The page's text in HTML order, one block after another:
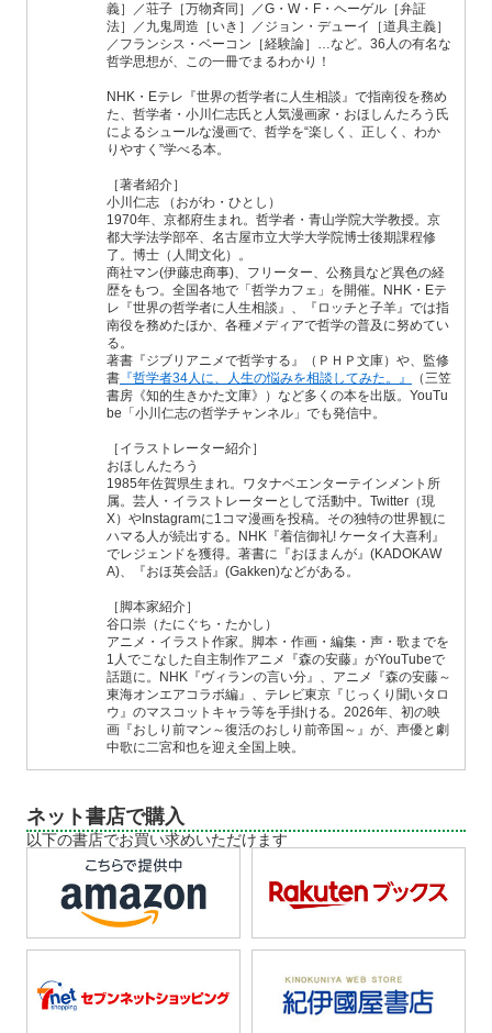
義］／荘子［万物斉同］／G・W・F・ヘーゲル［弁証
法］／九鬼周造［いき］／ジョン・デューイ［道具主義］
／フランシス・ベーコン［経験論］…など。36人の有名な
哲学思想が、この一冊でまるわかり！
NHK・Eテレ『世界の哲学者に人生相談』で指南役を務め
た、哲学者・小川仁志氏と人気漫画家・おほしんたろう氏
によるシュールな漫画で、哲学を“楽しく、正しく、わか
りやすく”学べる本。
［著者紹介］
小川仁志 （おがわ・ひとし）
1970年、京都府生まれ。哲学者・青山学院大学教授。京
都大学法学部卒、名古屋市立大学大学院博士後期課程修
了。博士（人間文化）。
商社マン(伊藤忠商事)、フリーター、公務員など異色の経
歴をもつ。全国各地で「哲学カフェ」を開催。NHK・Eテ
レ『世界の哲学者に人生相談』、『ロッチと子羊』では指
南役を務めたほか、各種メディアで哲学の普及に努めてい
る。
著書『ジブリアニメで哲学する』（ＰＨＰ文庫）や、監修
書 『哲学者34人に、人生の悩みを相談してみた。』
（三笠
書房《知的生きかた文庫》）など多くの本を出版。YouTu
be「小川仁志の哲学チャンネル」でも発信中。
［イラストレーター紹介］
おほしんたろう
1985年佐賀県生まれ。ワタナベエンターテインメント所
属。芸人・イラストレーターとして活動中。Twitter（現
X）やInstagramに1コマ漫画を投稿。その独特の世界観に
ハマる人が続出する。NHK『着信御礼! ケータイ大喜利』
でレジェンドを獲得。著書に『おほまんが』(KADOKAW
A)、『おほ英会話』(Gakken)などがある。
［脚本家紹介］
谷口崇（たにぐち・たかし）
アニメ・イラスト作家。脚本・作画・編集・声・歌までを
1人でこなした自主制作アニメ『森の安藤』がYouTubeで
話題に。NHK『ヴィランの言い分』、アニメ『森の安藤～
東海オンエアコラボ編』、テレビ東京『じっくり聞いタロ
ウ』のマスコットキャラ等を手掛ける。2026年、初の映
画『おしり前マン～復活のおしり前帝国～』が、声優と劇
中歌に二宮和也を迎え全国上映。
ネット書店で購入
以下の書店でお買い求めいただけます